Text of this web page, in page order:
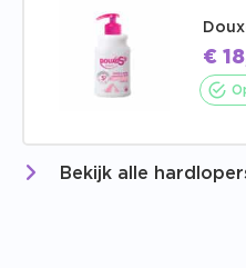
€
Bekijk alle